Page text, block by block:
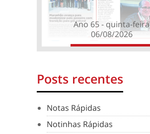
Ano 65 - quinta-feira
06/08/2026
Posts recentes
Notas Rápidas
Notinhas Rápidas